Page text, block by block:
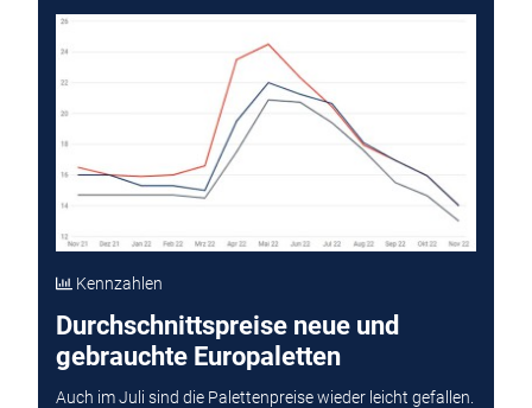
Kennzahlen
Durchschnittspreise neue und
gebrauchte Europaletten
Auch im Juli sind die Palettenpreise wieder leicht gefallen.